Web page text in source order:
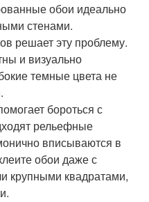
обои идеально
стенами.
решает эту проблему.
и визуально
темные цвета не
бороться с
рельефные
вписываются в
обои даже с
крупными квадратами,